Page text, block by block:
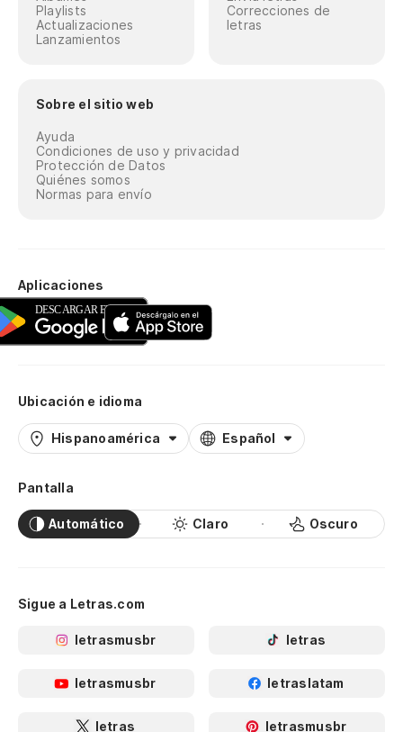
Playlists
Actualizaciones
Lanzamientos
Correcciones de
letras
Sobre el sitio web
Ayuda
Condiciones de uso y privacidad
Protección de Datos
Quiénes somos
Normas para envío
Aplicaciones
Ubicación e idioma
Hispanoamérica Español
Pantalla
Automático Claro Oscuro
Sigue a Letras.com
letrasmusbr letras
letrasmusbr letraslatam
letras letrasmusbr